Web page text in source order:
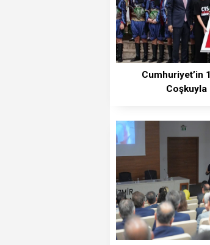
Cumhuriyet’in
Coşkuyla